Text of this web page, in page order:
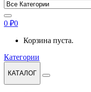
0 ₽0
Корзина пуста.
Категории
КАТАЛОГ